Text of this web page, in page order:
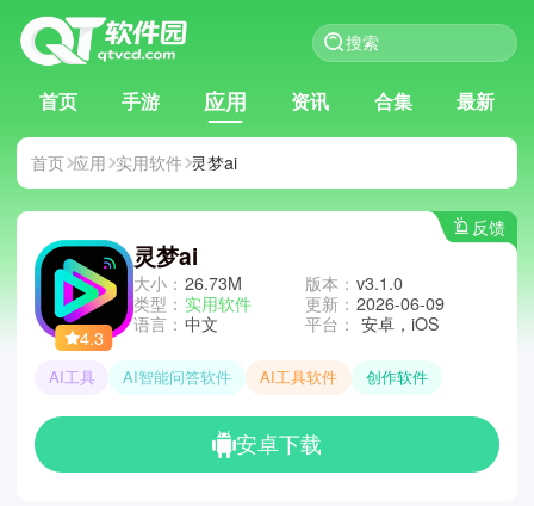
首页 手游 应用 资讯 合集 最新
首页 应用 实用软件 灵梦ai
反馈
4.3
灵梦ai
大小： 26.73M
类型： 实用软件
语言： 中文
版本： v3.1.0
更新： 2026-06-09
平台： 安卓，iOS
AI工具 AI智能问答软件 AI工具软件 创作软件
安卓下载